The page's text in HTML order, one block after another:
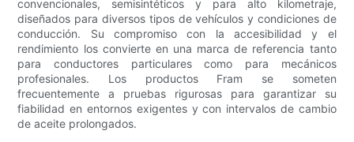
convencionales, semisintéticos y para alto kilometraje,
diseñados para diversos tipos de vehículos y condiciones de
conducción. Su compromiso con la accesibilidad y el
rendimiento los convierte en una marca de referencia tanto
para conductores particulares como para mecánicos
profesionales. Los productos Fram se someten
frecuentemente a pruebas rigurosas para garantizar su
fiabilidad en entornos exigentes y con intervalos de cambio
de aceite prolongados.